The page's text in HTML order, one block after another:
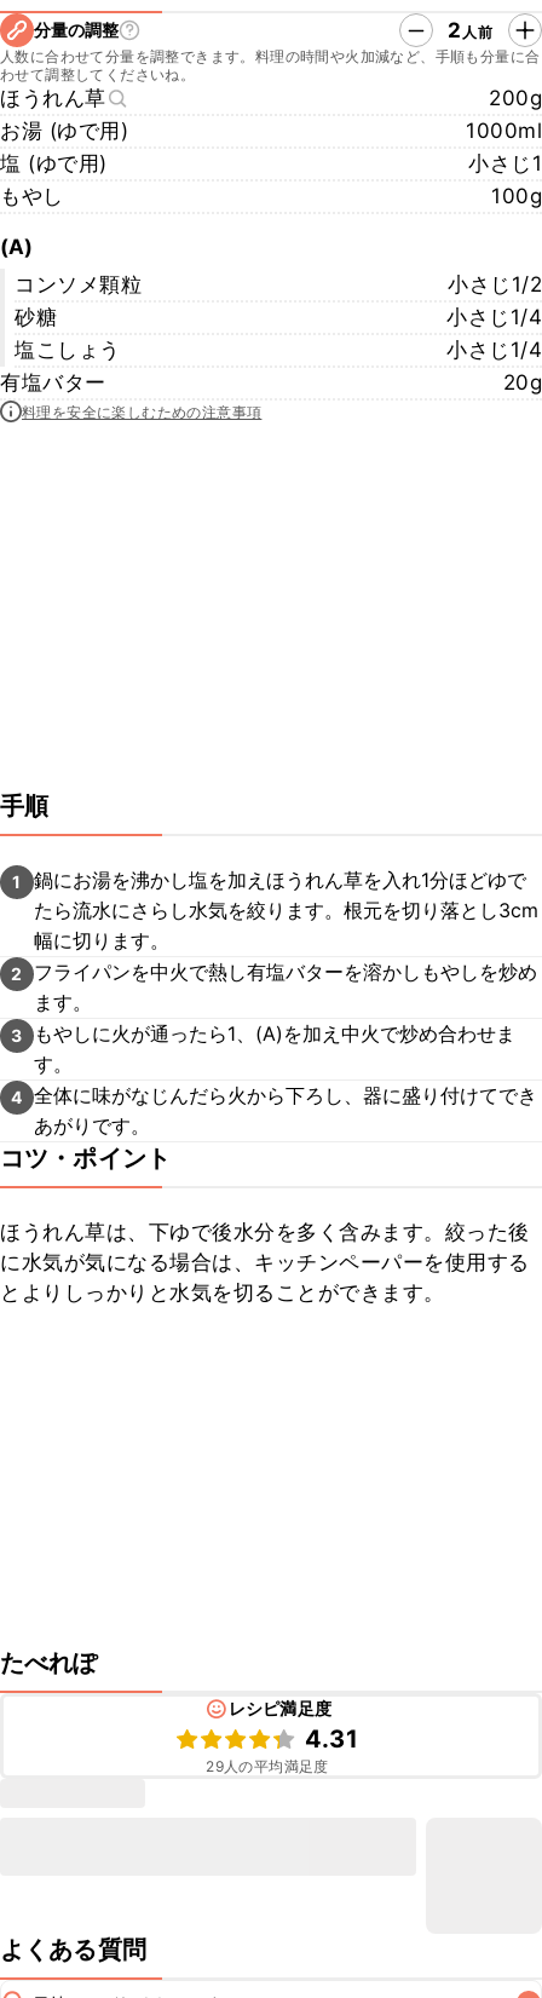
分量の調整 2 人前
人数に合わせて分量を調整できます。料理の時間や火加減など、手順も分量に合
わせて調整してくださいね。
ほうれん草
200g
お湯 (ゆで用)
1000ml
塩 (ゆで用)
小さじ1
もやし
100g
(A)
コンソメ顆粒
小さじ1/2
砂糖
小さじ1/4
塩こしょう
小さじ1/4
有塩バター
20g
料理を安全に楽しむための注意事項
手順
1
鍋にお湯を沸かし塩を加えほうれん草を入れ1分ほどゆで
たら流水にさらし水気を絞ります。根元を切り落とし3cm
幅に切ります。
2
フライパンを中火で熱し有塩バターを溶かしもやしを炒め
ます。
3
もやしに火が通ったら1、(A)を加え中火で炒め合わせま
す。
4 全体に味がなじんだら火から下ろし、器に盛り付けてでき
あがりです。
コツ・ポイント
ほうれん草は、下ゆで後水分を多く含みます。絞った後
に水気が気になる場合は、キッチンペーパーを使用する
とよりしっかりと水気を切ることができます。
たべれぽ
レシピ満足度
4.31
29人の平均満足度
よくある質問